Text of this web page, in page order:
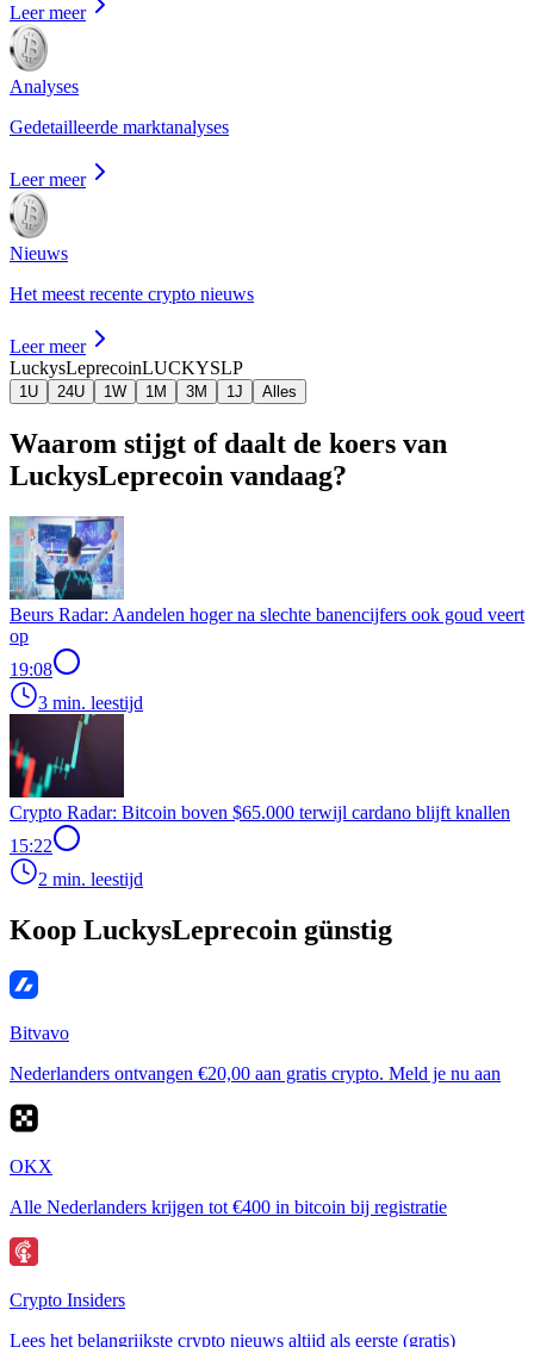
Leer meer
Analyses
Gedetailleerde marktanalyses
Leer meer
Nieuws
Het meest recente crypto nieuws
Leer meer
LuckysLeprecoinLUCKYSLP
1U 24U 1W 1M 3M 1J Alles
Waarom stijgt of daalt de koers van
LuckysLeprecoin vandaag?
Beurs Radar: Aandelen hoger na slechte banencijfers ook goud veert
op
19:08
3 min. leestijd
Crypto Radar: Bitcoin boven $65.000 terwijl cardano blijft knallen
15:22
2 min. leestijd
Koop LuckysLeprecoin günstig
Bitvavo
Nederlanders ontvangen €20,00 aan gratis crypto. Meld je nu aan
OKX
Alle Nederlanders krijgen tot €400 in bitcoin bij registratie
Crypto Insiders
Lees het belangrijkste crypto nieuws altijd als eerste (gratis)